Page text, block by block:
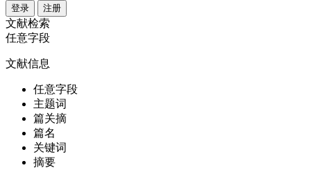
登录 注册
文献检索
任意字段
文献信息
任意字段
主题词
篇关摘
篇名
关键词
摘要